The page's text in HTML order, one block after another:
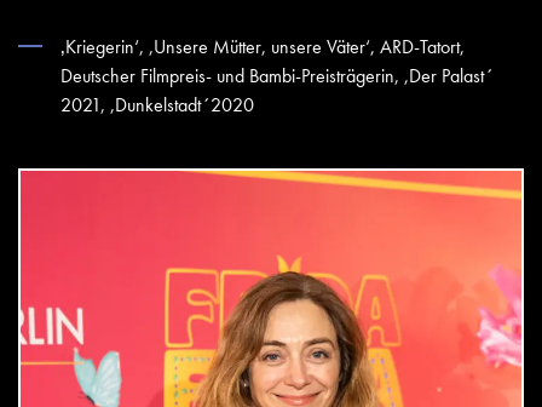
‚Kriegerin‘, ,Unsere Mütter, unsere Väter‘, ARD-Tatort,
Deutscher Filmpreis- und Bambi-Preisträgerin, ,Der Palast´
2021, ,Dunkelstadt´2020